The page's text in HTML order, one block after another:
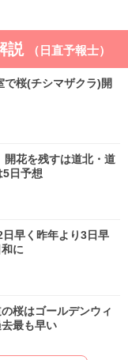
説 （日直予報士）
桜(チシマザクラ)開
花を残すは道北・道
日予想
早く昨年より3日早
に
桜はゴールデンウィ
最も早い